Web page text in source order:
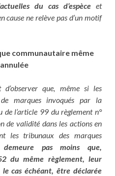
du cas d’espèce et
cause ne relève pas d’un motif
communautaire même
que, même si les
de marques invoqués par la
de l’article 99 du règlement n°
de validité dans les actions en
les tribunaux des marques
pas moins que,
du même règlement, leur
cas échéant, être déclarée